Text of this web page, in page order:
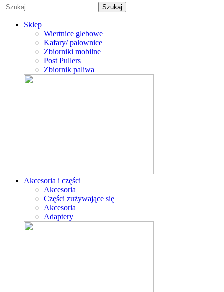
Sklep
Wiertnice glebowe
Kafary/ palownice
Zbiorniki mobilne
Post Pullers
Zbiornik paliwa
Akcesoria i części
Akcesoria
Części zużywające się
Akcesoria
Adaptery